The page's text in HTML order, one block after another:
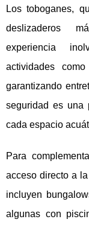
Los toboganes,
deslizaderos
experiencia
actividades
garantizando
seguridad es una
cada espacio
Para
acceso directo a
incluyen
algunas con